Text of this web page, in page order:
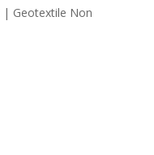
| Geotextile Non